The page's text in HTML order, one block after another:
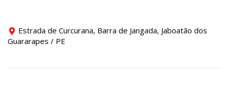
Estrada de Curcurana, Barra de Jangada, Jaboatão dos
Guararapes / PE